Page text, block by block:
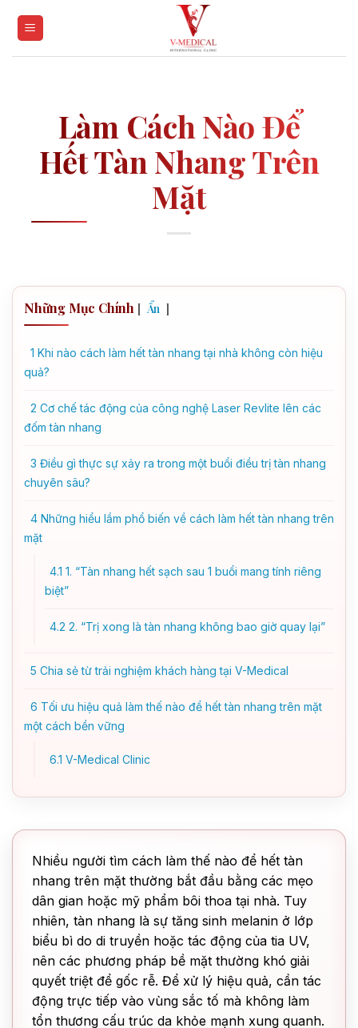
Làm Cách Nào Để
Hết Tàn Nhang Trên
Mặt
Những Mục Chính [ Ẩn ]
1 Khi nào cách làm hết tàn nhang tại nhà không còn hiệu
quả?
2 Cơ chế tác động của công nghệ Laser Revlite lên các
đốm tàn nhang
3 Điều gì thực sự xảy ra trong một buổi điều trị tàn nhang
chuyên sâu?
4 Những hiểu lầm phổ biến về cách làm hết tàn nhang trên
mặt
4.1 1. “Tàn nhang hết sạch sau 1 buổi mang tính riêng
biệt”
4.2 2. “Trị xong là tàn nhang không bao giờ quay lại”
5 Chia sẻ từ trải nghiệm khách hàng tại V-Medical
6 Tối ưu hiệu quả làm thế nào để hết tàn nhang trên mặt
một cách bền vững
6.1 V-Medical Clinic
Nhiều người tìm cách làm thế nào để hết tàn
nhang trên mặt thường bắt đầu bằng các mẹo
dân gian hoặc mỹ phẩm bôi thoa tại nhà. Tuy
nhiên, tàn nhang là sự tăng sinh melanin ở lớp
biểu bì do di truyền hoặc tác động của tia UV,
nên các phương pháp bề mặt thường khó giải
quyết triệt để gốc rễ. Để xử lý hiệu quả, cần tác
động trực tiếp vào vùng sắc tố mà không làm
tổn thương cấu trúc da khỏe mạnh xung quanh.